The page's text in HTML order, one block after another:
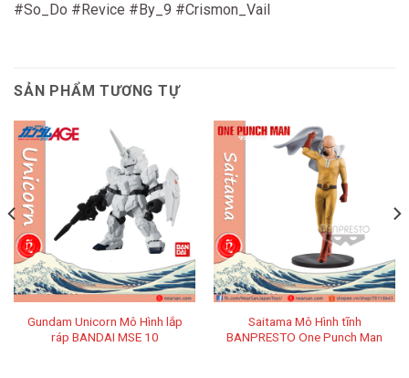
#So_Do #Revice #By_9 #Crismon_Vail
SẢN PHẨM TƯƠNG TỰ
Gundam Unicorn Mô Hình lắp
ráp BANDAI MSE 10
Saitama Mô Hình tĩnh
BANPRESTO One Punch Man